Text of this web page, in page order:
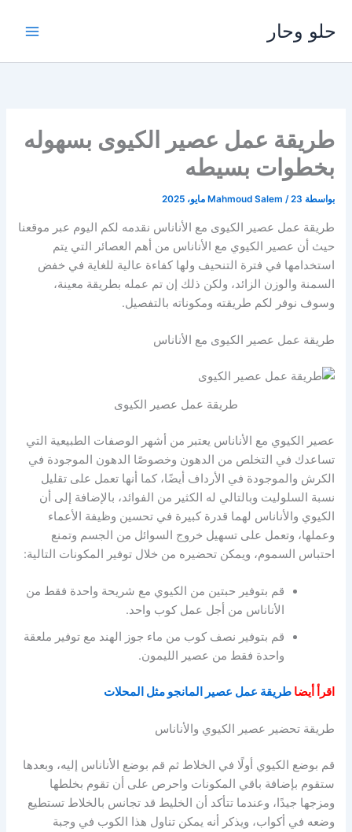
المحتوى
حلو وحار
طريقة عمل عصير الكيوى بسهوله
بخطوات بسيطه
بواسطة Mahmoud Salem /23 مايو، 2025
طريقة عمل عصير الكيوى مع الأناناس نقدمه لكم اليوم عبر موقعنا
حيث أن عصير الكيوي مع الأناناس من أهم العصائر التي يتم
استخدامها في فترة التنحيف ولها كفاءة عالية للغاية في خفض
السمنة والوزن الزائد، ولكن ذلك إن تم عمله بطريقة معينة،
وسوف نوفر لكم طريقته ومكوناته بالتفصيل.
طريقة عمل عصير الكيوى مع الأناناس
طريقة عمل عصير الكيوى
عصير الكيوي مع الأناناس يعتبر من أشهر الوصفات الطبيعية التي
تساعدك في التخلص من الدهون وخصوصًا الدهون الموجودة في
الكرش والموجودة في الأرداف أيضًا، كما أنها تعمل على تقليل
نسبة السلوليت وبالتالي له الكثير من الفوائد، بالإضافة إلى أن
الكيوي والأناناس لهما قدرة كبيرة في تحسين وظيفة الأعماء
وعملها، وتعمل على تسهيل خروج السوائل من الجسم وتمنع
احتباس السموم، ويمكن تحضيره من خلال توفير المكونات التالية:
قم بتوفير حبتين من الكيوي مع شريحة واحدة فقط من
الأناناس من أجل عمل كوب واحد.
قم بتوفير نصف كوب من ماء جوز الهند مع توفير ملعقة
واحدة فقط من عصير الليمون.
اقرأ أيضاطريقة عمل عصير المانجو مثل المحلات
طريقة تحضير عصير الكيوي والأناناس
قم بوضع الكيوي أولًا في الخلاط ثم قم بوضع الأناناس إليه، وبعدها
ستقوم بإضافة باقي المكونات واحرص على أن تقوم بخلطها
ومزجها جيدًا، وعندما تتأكد أن الخليط قد تجانس بالخلاط تستطيع
وضعه في أكواب، ويذكر أنه يمكن تناول هذا الكوب في وجبة